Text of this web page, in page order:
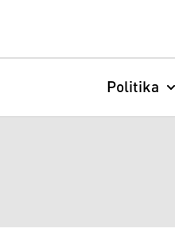
Politika